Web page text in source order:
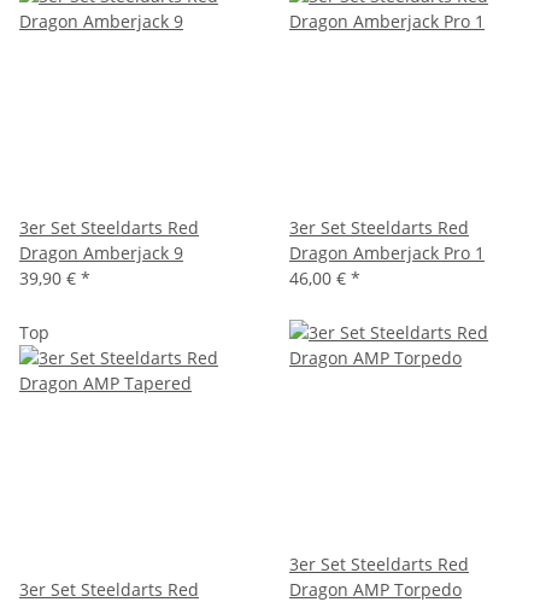
3er Set Steeldarts Red
Dragon Amberjack 9
39,90 € *
3er Set Steeldarts Red
Dragon Amberjack Pro 1
46,00 € *
Top
3er Set Steeldarts Red
3er Set Steeldarts Red
Dragon AMP Torpedo